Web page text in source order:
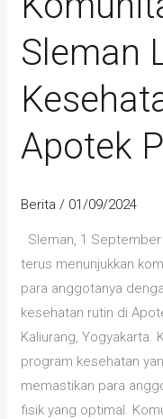
Sleman
Apotek
Berita / 01/09/2024
Sleman, 1
terus menunjukkan
para anggotanya
kesehatan rutin di
Kaliurang, Yogyakarta.
program kesehatan
memastikan para
fisik yang optimal.